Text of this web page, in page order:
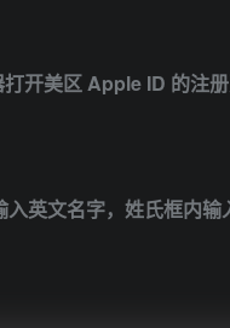
开美区 Apple ID 的注册
英文名字，姓氏框内